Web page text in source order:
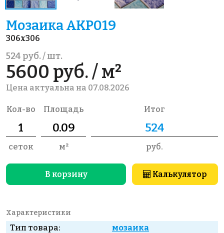
Мозаика AKP019
306x306
524 руб. / шт.
5600 руб. / м²
Цена актуальна на 07.08.2026
Кол-во
сеток
Площадь
м²
Итог
руб.
В корзину Калькулятор
Характеристики
Тип товара:
мозаика